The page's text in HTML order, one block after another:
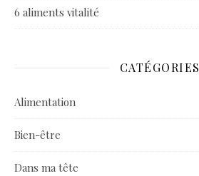
6 aliments vitalité
CATÉGORIES
Alimentation
Bien-être
Dans ma tête